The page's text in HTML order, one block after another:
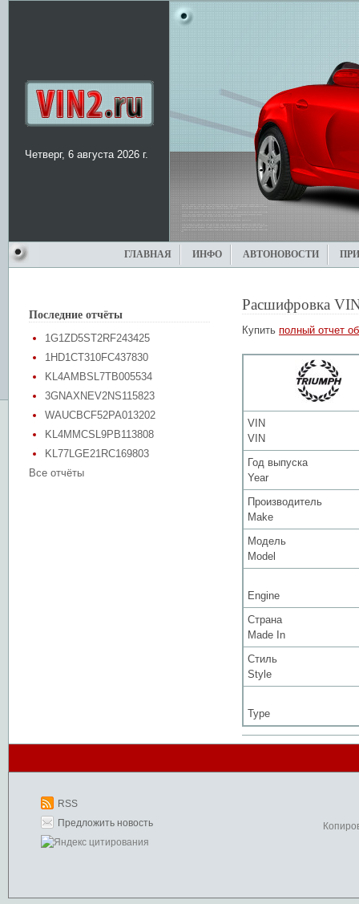
Четверг, 6 августа 2026 г.
ГЛАВНАЯ ИНФО АВТОНОВОСТИ
Последние отчёты
1G1ZD5ST2RF243425
1HD1CT310FC437830
KL4AMBSL7TB005534
3GNAXNEV2NS115823
WAUCBCF52PA013202
KL4MMCSL9PB113808
KL77LGE21RC169803
Все отчёты
Расшифровка
Купить полный отчет
VIN
VIN
Год выпуска
Year
Производитель
Make
Модель
Model
Engine
Страна
Made In
Стиль
Style
Type
RSS
Предложить новость